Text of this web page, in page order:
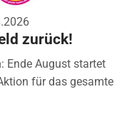
zurück!
Ende August startet
für das gesamte